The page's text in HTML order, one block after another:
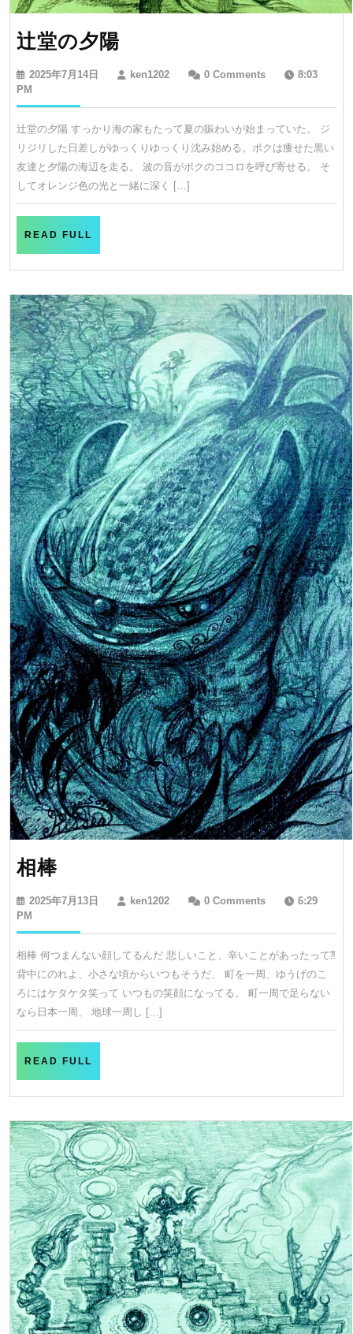
辻堂の夕陽
夕
陽
2025年7月14日
2025
14
日
ken1202ken12020 Comments
8:03
PM
辻堂の夕陽 すっかり海の家もたって夏の賑わいが始まっていた。 ジ
リジリした日差しがゆっくりゆっくり沈み始める。ボクは痩せた黒い
友達と夕陽の海辺を走る。 波の音がボクのココロを呼び寄せる。 そ
してオレンジ色の光と一緒に深く […]
READ FULL
相棒相
棒
2025年7月13日
2025
13
日
ken1202ken12020 Comments
6:29
PM
相棒 何つまんない顔してるんだ 悲しいこと、辛いことがあったって⁈
背中にのれよ、小さな頃からいつもそうだ、 町を一周、ゆうげのこ
ろにはケタケタ笑って いつもの笑顔になってる。 町一周で足らない
なら日本一周、 地球一周し […]
READ FULL